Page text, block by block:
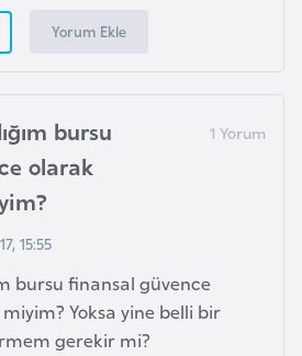
Yorum Ekle
bursu
olarak
15:55
bursu finansal güvence
Yoksa yine belli bir
gerekir mi?